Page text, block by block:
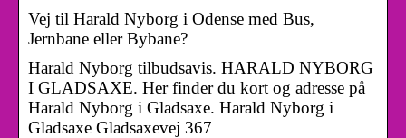
Vej til Harald Nyborg i Odense med Bus,
Jernbane eller Bybane?
Harald Nyborg tilbudsavis. HARALD NYBORG
I GLADSAXE. Her finder du kort og adresse på
Harald Nyborg i Gladsaxe. Harald Nyborg i
Gladsaxe Gladsaxevej 367